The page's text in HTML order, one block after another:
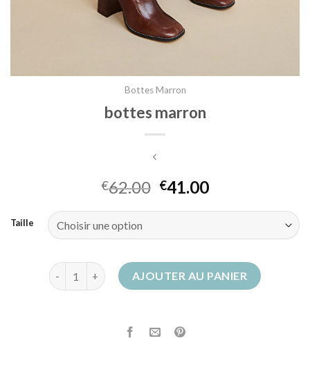
Bottes Marron
bottes marron
€62.00 €41.00
Taille
quantité de bottes marronAJOUTER AU PANIER